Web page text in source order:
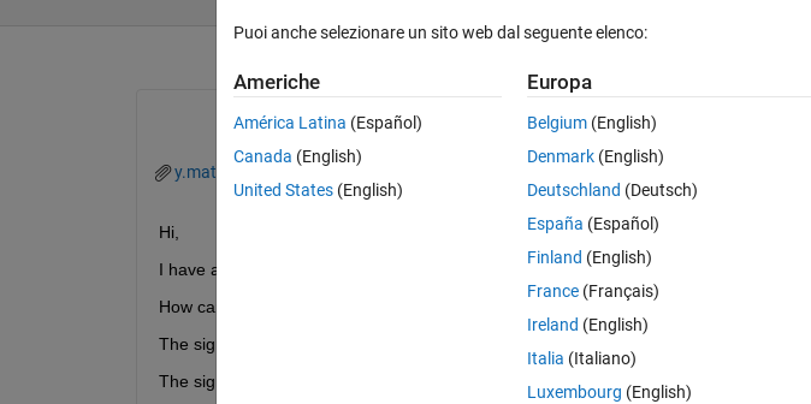
y.mat
Hi,
I have a partially broken signal with NaNs and 5 steps as indicated below.
How can I find the mean level of each of the 5 steps?
The signal is attached.
The signal looks like the following:
Puoi anche selezionare un sito web dal seguente elenco:
Americhe
América Latina (Español)
Canada (English)
United States (English)
Europa
Belgium (English)
Denmark (English)
Deutschland (Deutsch)
España (Español)
Finland (English)
France (Français)
Ireland (English)
Italia (Italiano)
Luxembourg (English)